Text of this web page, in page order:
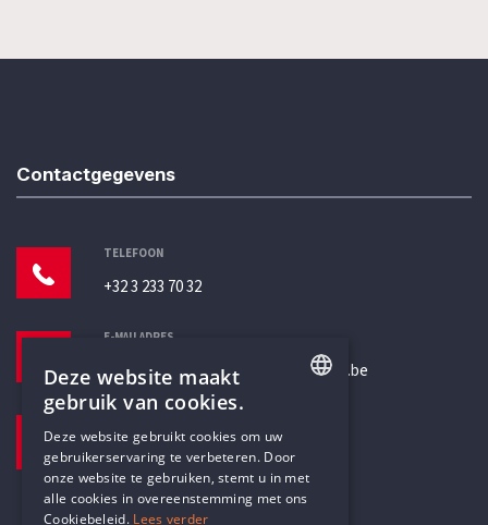
Contactgegevens
TELEFOON
+32 3 233 70 32
E-MAILADRES
secretariaat@humanistischverbond.be
Pottenbrug 4
Antwerpen, 2000
DUTCH
Deze website maakt
gebruik van cookies.
Deze website gebruikt cookies om uw
gebruikerservaring te verbeteren. Door
onze website te gebruiken, stemt u in met
alle cookies in overeenstemming met ons
Cookiebeleid. Lees verder